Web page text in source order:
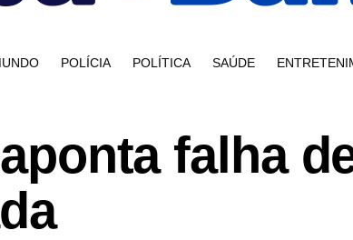
POLÍCIA POLÍTICA SAÚDE
falha